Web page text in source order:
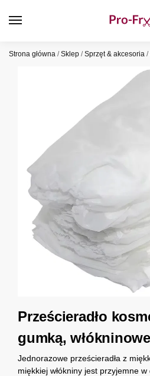
Strona główna /Sklep /Sprzęt & akcesoria /
Prześcieradło
gumką,
Jednorazowe prześcieradła z
miękkiej włókniny jest przyjemne